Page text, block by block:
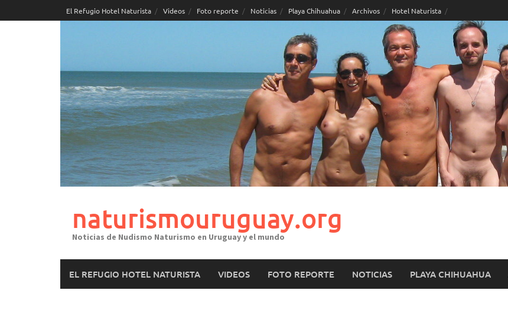
to
El Refugio Hotel Naturista Videos Foto reporte Noticias Playa Chihuahua Archivos Hotel Naturista
naturismouruguay.org
Noticias de Nudismo Naturismo en Uruguay y el mundo
EL REFUGIO HOTEL NATURISTA VIDEOS FOTO REPORTE NOTICIAS PLAYA CHIHUAHUA